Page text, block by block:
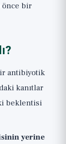
önce bir
antibiyotik
kanıtlar
beklentisi
yerine